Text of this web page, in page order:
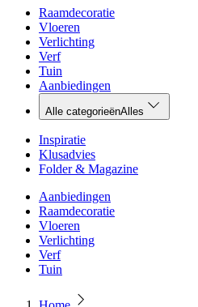
Raamdecoratie
Vloeren
Verlichting
Verf
Tuin
Aanbiedingen
Alle categorieënAlles
Inspiratie
Klusadvies
Folder & Magazine
Aanbiedingen
Raamdecoratie
Vloeren
Verlichting
Verf
Tuin